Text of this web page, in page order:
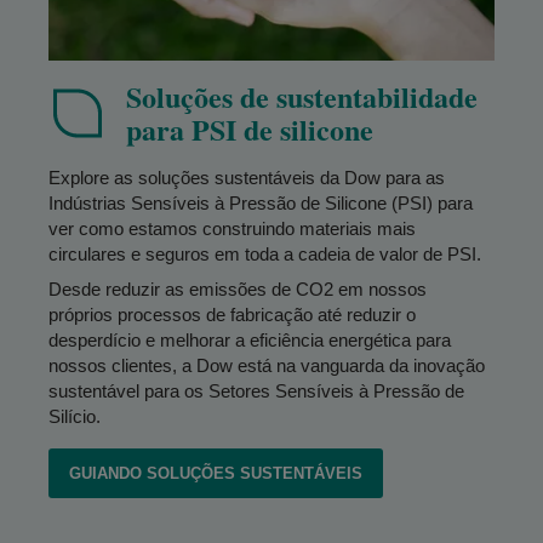
Soluções de sustentabilidade
para PSI de silicone
Explore as soluções sustentáveis da Dow para as
Indústrias Sensíveis à Pressão de Silicone (PSI) para
ver como estamos construindo materiais mais
circulares e seguros em toda a cadeia de valor de PSI.
Desde reduzir as emissões de CO2 em nossos
próprios processos de fabricação até reduzir o
desperdício e melhorar a eficiência energética para
nossos clientes, a Dow está na vanguarda da inovação
sustentável para os Setores Sensíveis à Pressão de
Silício.
GUIANDO SOLUÇÕES SUSTENTÁVEIS